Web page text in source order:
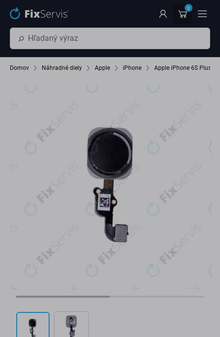
Preskočiť na hlavný obsah 0
Domov Náhradné diely Apple iPhone Apple iPhone 6S Plus